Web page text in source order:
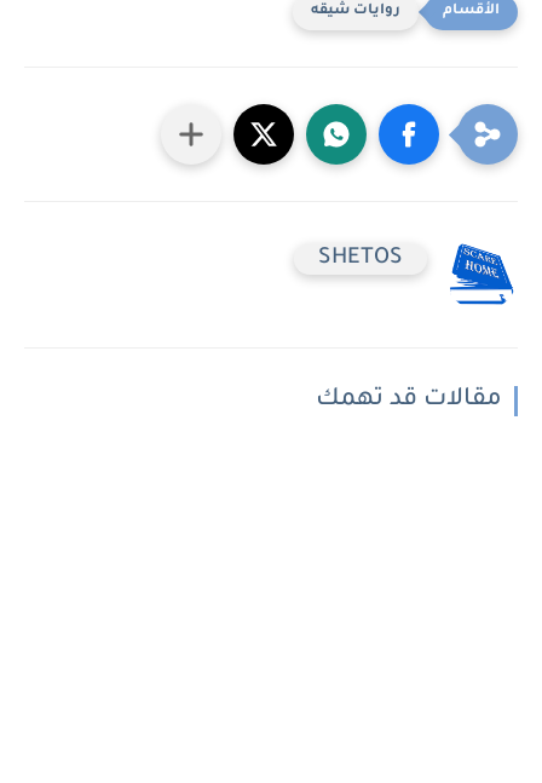
روايات شيقه
SHETOS
مقالات قد تهمك